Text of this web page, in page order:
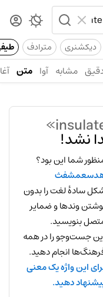
دیکشنری مترادف
مشابه آوا متن
نشد!
شما این بود؟
سادهٔ لغت را بدون
وندها و ضمایر
بنویسید.
جست‌وجو را در همه
انجام دهید.
این واژه یک معنی
دهید.